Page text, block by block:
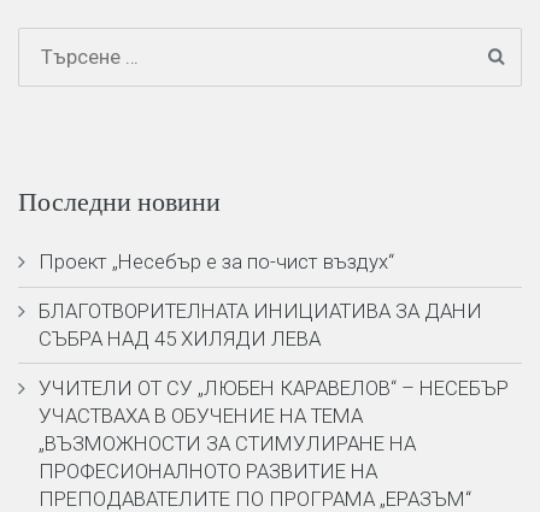
Последни новини
Проект „Несебър е за по-чист въздух“
БЛАГОТВОРИТЕЛНАТА ИНИЦИАТИВА ЗА ДАНИ
СЪБРА НАД 45 ХИЛЯДИ ЛЕВА
УЧИТЕЛИ ОТ СУ „ЛЮБЕН КАРАВЕЛОВ“ – НЕСЕБЪР
УЧАСТВАХА В ОБУЧЕНИЕ НА ТЕМА
„ВЪЗМОЖНОСТИ ЗА СТИМУЛИРАНЕ НА
ПРОФЕСИОНАЛНОТО РАЗВИТИЕ НА
ПРЕПОДАВАТЕЛИТЕ ПО ПРОГРАМА „ЕРАЗЪМ“